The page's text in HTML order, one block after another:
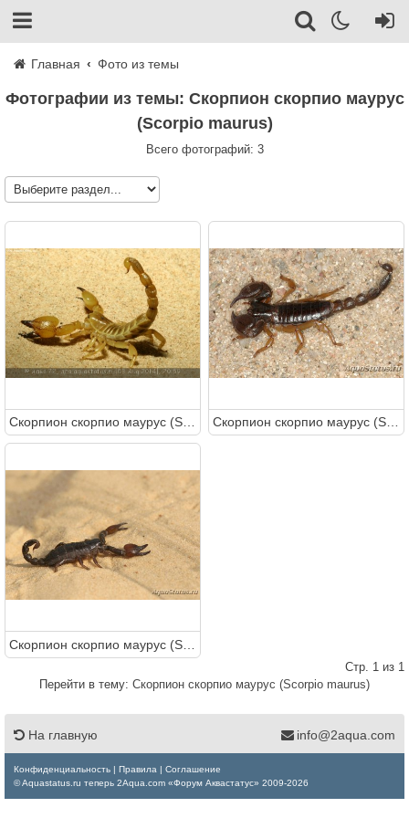
Главная Фото из темы
Фотографии из темы: Скорпион скорпио маурус
(Scorpio maurus)
Всего фотографий: 3
Стр. 1 из 1
Перейти в тему: Скорпион скорпио маурус (Scorpio maurus)
На главную info@2aqua.com
Конфиденциальность | Правила | Соглашение
© Aquastatus.ru теперь 2Aqua.com «Форум Аквастатус» 2009-2026